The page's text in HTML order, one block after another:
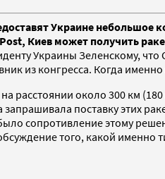
Украине небольшое
Киев может получить
Украины Зеленскому, что
из конгресса. Когда
расстоянии около 300 км
поставку этих
сопротивление этому
того, какой именно